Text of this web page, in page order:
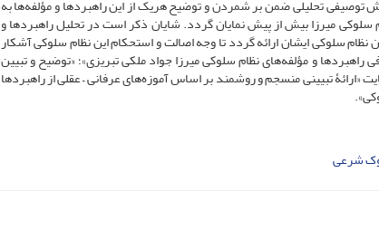
تحلیلی ضمن بر شمردن و توضیح هریک از این راهبردها و مؤلفه‌ها به
سلوکی میرزا بیش از پیش نمایان گردد. شایان ذکر است در تحلیل راهبردها و
سلوکی ایشان ارائه گردد تا وجه اصالت و استحکام این نظام سلوکی آشکار
و مؤلفه‌های نظام سلوکی میرزا جواد ملکی تبریزی»؛ «توضیح و تبیین
«ارائۀ تبیینی منسجم و روشمند بر اساس آموزه‌های عرفانی – عقلی از راهبردها
شرعی